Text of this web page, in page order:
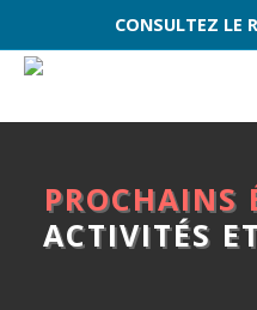
CONSULTEZ LE
PROCHAINS
ACTIVITÉS